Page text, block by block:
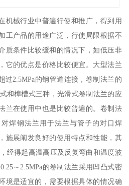
机械行业中普遍行使和推广，得到用
工产品的用途广泛，行使局限根据不
质条件比较缓和的情况下，如低压非
它的优点是价格比较便宜。大型法兰
过2.5MPa的钢管道连接，卷制法兰的
和榫槽式三种，光滑式卷制法兰的应
兰在使用中也是比较普遍的。卷制法
焊钢法兰用于法兰与管子的对口焊
施展阐发良好的使用特点和性能，其
经得起高温高压及反复弯曲和温度波
～2.5MPa的卷制法兰采用凹凸式密
境是适宜的，需要根据具体的情况确